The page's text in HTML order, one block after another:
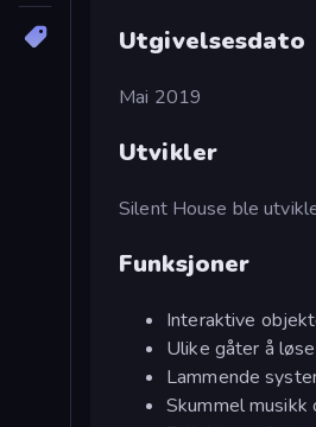
Utgivelsesdato
Mai 2019
Utvikler
Silent House ble
Funksjoner
Interaktive
Ulike gåter å løse
Lammende
Skummel